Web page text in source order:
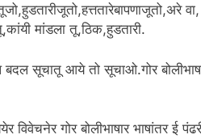
मांडला तू,ठिक,हुडतारी.
सूचातू आये तो सूचाओ.गोर
विवेचनेर गोर बोलीभाषार भाषांतर ई